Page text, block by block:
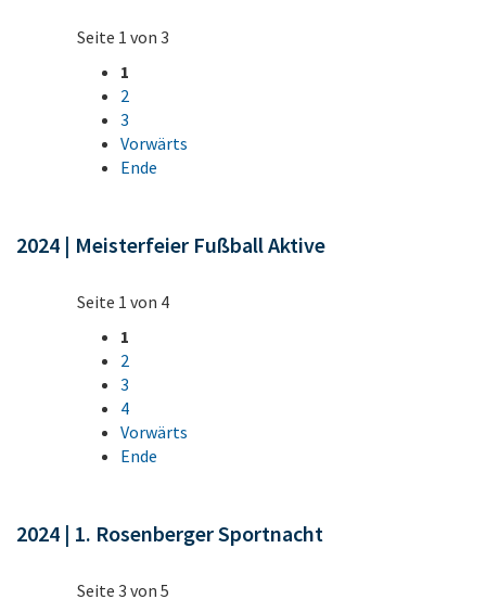
Seite 1 von 3
1
2
3
Vorwärts
Ende
2024 | Meisterfeier Fußball Aktive
Seite 1 von 4
1
2
3
4
Vorwärts
Ende
2024 | 1. Rosenberger Sportnacht
Seite 3 von 5